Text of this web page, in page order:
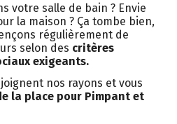
votre salle de bain ? Envie
la maison ? Ça tombe bien,
régulièrement de
selon des critères
exigeants.
nos rayons et vous
la place pour Pimpant et